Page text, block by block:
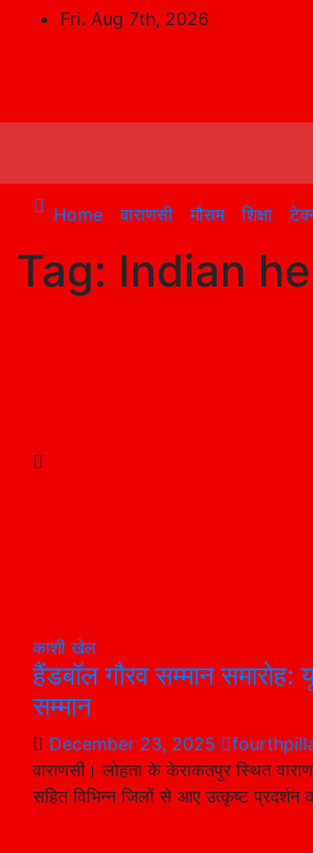
Fri. Aug 7th, 2026
Home वाराणसी मौसम शिक्षा
Tag: Indian
काशीखेल
हैंडबॉल गौरव सम्मान
सम्मान
December 23, 2025
वाराणसी। लोहता के केराकतपुर स्थित
सहित विभिन्न जिलों से आए उत्कृष्ट